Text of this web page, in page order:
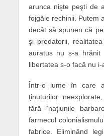
arunca nişte peşti de
fojgăie rechinii. Putem
decât să spunen că
şi predatorii,
auratus nu s-a hrănit
libertatea s-o facă nu i-
Într-o lume în care
ţinuturilor
fără “naţiunile
farmecul
fabrice. Eliminând